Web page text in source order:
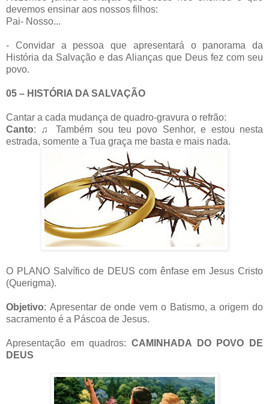
devemos ensinar aos nossos filhos:
Pai- Nosso...
- Convidar a pessoa que apresentará o panorama da
História da Salvação e das Alianças que Deus fez com seu
povo.
05 – HISTÓRIA DA SALVAÇÃO
Cantar a cada mudança de quadro-gravura o refrão:
Canto: ♫ Também sou teu povo Senhor, e estou nesta
estrada, somente a Tua graça me basta e mais nada.
O PLANO Salvífico de DEUS com ênfase em Jesus Cristo
(Querigma).
Objetivo: Apresentar de onde vem o Batismo, a origem do
sacramento é a Páscoa de Jesus.
Apresentação em quadros: CAMINHADA DO POVO DE
DEUS